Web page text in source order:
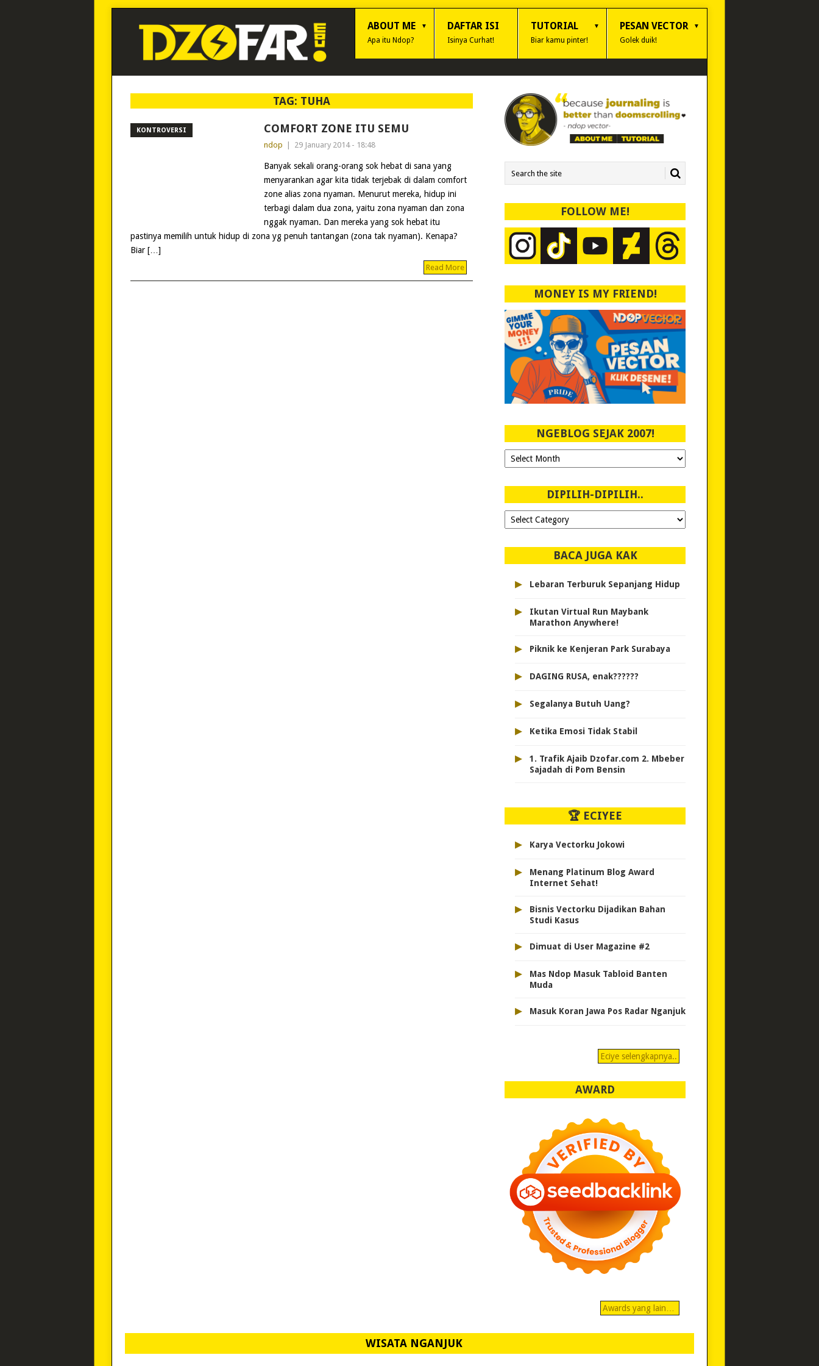
ABOUT ME
Apa itu Ndop?
DAFTAR ISI
Isinya Curhat!
TUTORIAL
Biar kamu pinter!
PESAN VECTOR
Golek duik!
TAG: TUHA
KONTROVERSI COMFORT ZONE ITU SEMU
ndop 29 January 2014 - 18:48
Banyak sekali orang-orang sok hebat di sana yang
menyarankan agar kita tidak terjebak di dalam comfort
zone alias zona nyaman. Menurut mereka, hidup ini
terbagi dalam dua zona, yaitu zona nyaman dan zona
nggak nyaman. Dan mereka yang sok hebat itu
pastinya memilih untuk hidup di zona yg penuh tantangan (zona tak nyaman). Kenapa?
Biar […]
Read More
FOLLOW ME!
MONEY IS MY FRIEND!
NGEBLOG SEJAK 2007!
Ngeblog
Sejak
DIPILIH-DIPILIH..
Dipilih-
dipilih..
BACA JUGA KAK
▸ Lebaran Terburuk Sepanjang Hidup
▸
Ikutan Virtual Run Maybank
Marathon Anywhere!
▸ Piknik ke Kenjeran Park Surabaya
▸ DAGING RUSA, enak??????
▸ Segalanya Butuh Uang?
▸ Ketika Emosi Tidak Stabil
▸
1. Trafik Ajaib Dzofar.com 2. Mbeber
Sajadah di Pom Bensin
🏆 ECIYEE
▸ Karya Vectorku Jokowi
▸
Menang Platinum Blog Award
Internet Sehat!
▸
Bisnis Vectorku Dijadikan Bahan
Studi Kasus
▸ Dimuat di User Magazine #2
▸
Mas Ndop Masuk Tabloid Banten
Muda
▸ Masuk Koran Jawa Pos Radar Nganjuk
Eciye selengkapnya..
AWARD
Awards yang lain…
WISATA NGANJUK